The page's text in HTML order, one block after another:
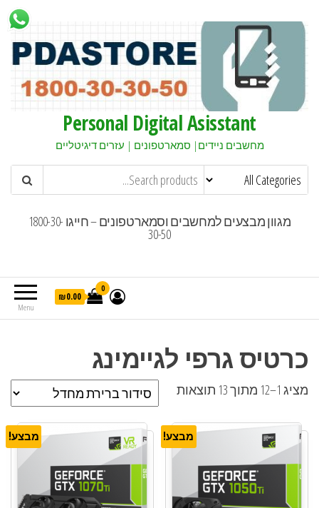
Personal Digital Asisstant
מחשבים ניידים| סמארטפונים | עזרים דיגיטליים
מגוון מבצעים למחשבים וסמארטפונים – חייגו 1800-30-
30-50
Menu
0
₪0.00
כרטיס גרפי לגיימינג
מציג 1–12 מתוך 13 תוצאות
מבצע! מבצע!